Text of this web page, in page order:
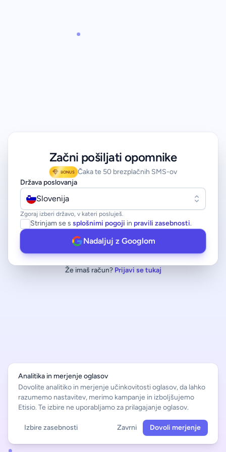
Začni pošiljati opomnike
BONUS Čaka te 50 brezplačnih SMS-ov
Država poslovanja
Slovenija
Zgoraj izberi državo, v kateri posluješ.
Strinjam se s splošnimi pogoji in pravili zasebnosti.
Nadaljuj z Googlom
Že imaš račun? Prijavi se tukaj
Analitika in merjenje oglasov
Dovolite analitiko in merjenje učinkovitosti oglasov, da lahko
razumemo nastavitev, merimo kampanje in izboljšujemo
Etisio. Te izbire ne uporabljamo za prilagajanje oglasov.
Izbire zasebnosti Zavrni Dovoli merjenje